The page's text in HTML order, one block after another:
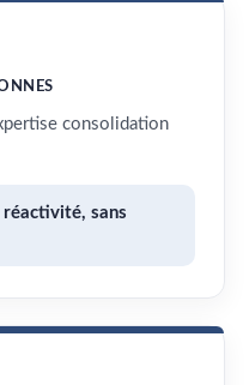
consolidation
sans